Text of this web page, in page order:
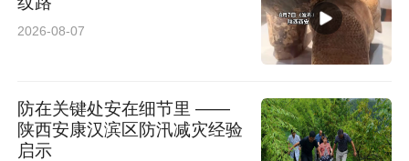
操办、文明婚俗等方面的疑问，用接地气的方式
传递文明理念。另一部分银龄志愿者则深入居民
听大家对移风易俗的看法和建议，同时送上宣传
手册，引导居民自觉抵制陈规陋习，争做文明新
2026-08-07
防在关键处安在细节里 ——
陕西安康汉滨区防汛减灾经验
启示